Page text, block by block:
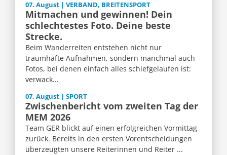
07. August | VERBAND, BREITENSPORT
Mitmachen und gewinnen! Dein
schlechtestes Foto. Deine beste
Strecke.
Beim Wanderreiten entstehen nicht nur
traumhafte Aufnahmen, sondern manchmal auch
Fotos, bei denen einfach alles schiefgelaufen ist:
verwack...
07. August | SPORT
Zwischenbericht vom zweiten Tag der
MEM 2026
Team GER blickt auf einen erfolgreichen Vormittag
zurück. Bereits in den ersten Vorentscheidungen
überzeugten unsere Reiterinnen und Reiter ...